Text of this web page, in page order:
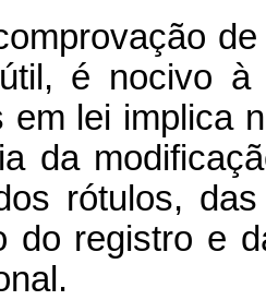
é nocivo
em lei implica
da
rótulos,
do registro e